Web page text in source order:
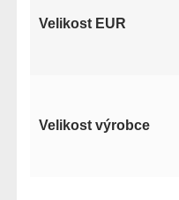
Velikost EUR
Velikost výrobce